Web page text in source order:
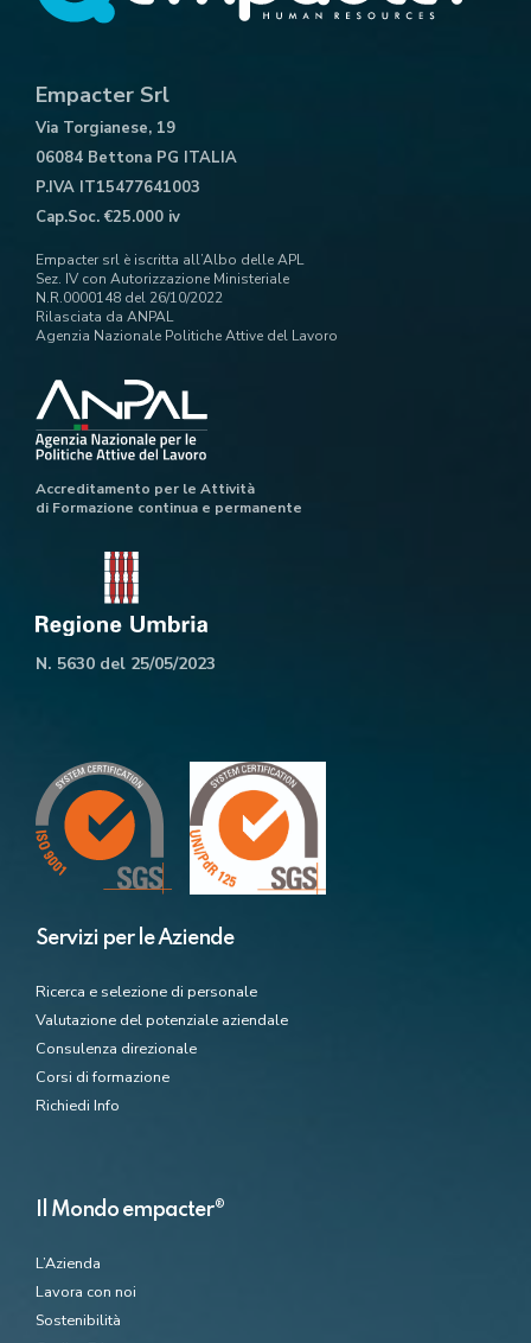
Empacter Srl
Via Torgianese, 19
06084 Bettona PG ITALIA
P.IVA IT15477641003
Cap.Soc. €25.000 iv
Empacter srl è iscritta all’Albo delle APL
Sez. IV con Autorizzazione Ministeriale
N.R.0000148 del 26/10/2022
Rilasciata da ANPAL
Agenzia Nazionale Politiche Attive del Lavoro
Accreditamento per le Attività
di Formazione continua e permanente
N. 5630 del 25/05/2023
Servizi per le Aziende
Ricerca e selezione di personale
Valutazione del potenziale aziendale
Consulenza direzionale
Corsi di formazione
Richiedi Info
Il Mondo empacter®
L’Azienda
Lavora con noi
Sostenibilità